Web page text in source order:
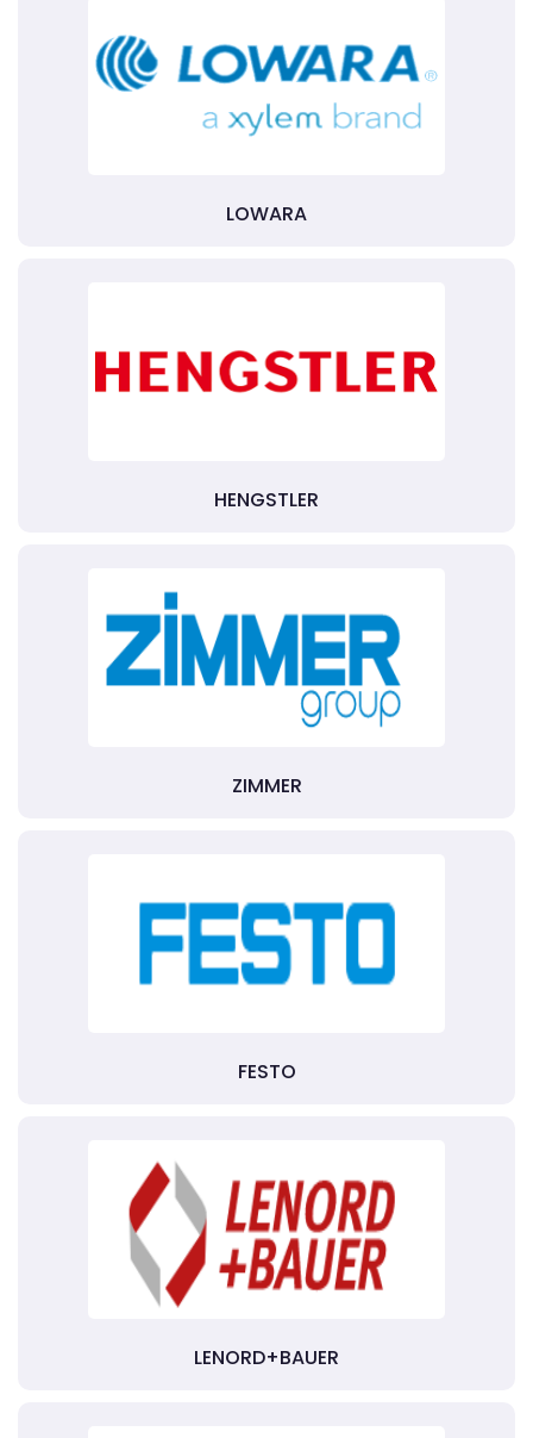
LOWARA
HENGSTLER
ZIMMER
FESTO
LENORD+BAUER